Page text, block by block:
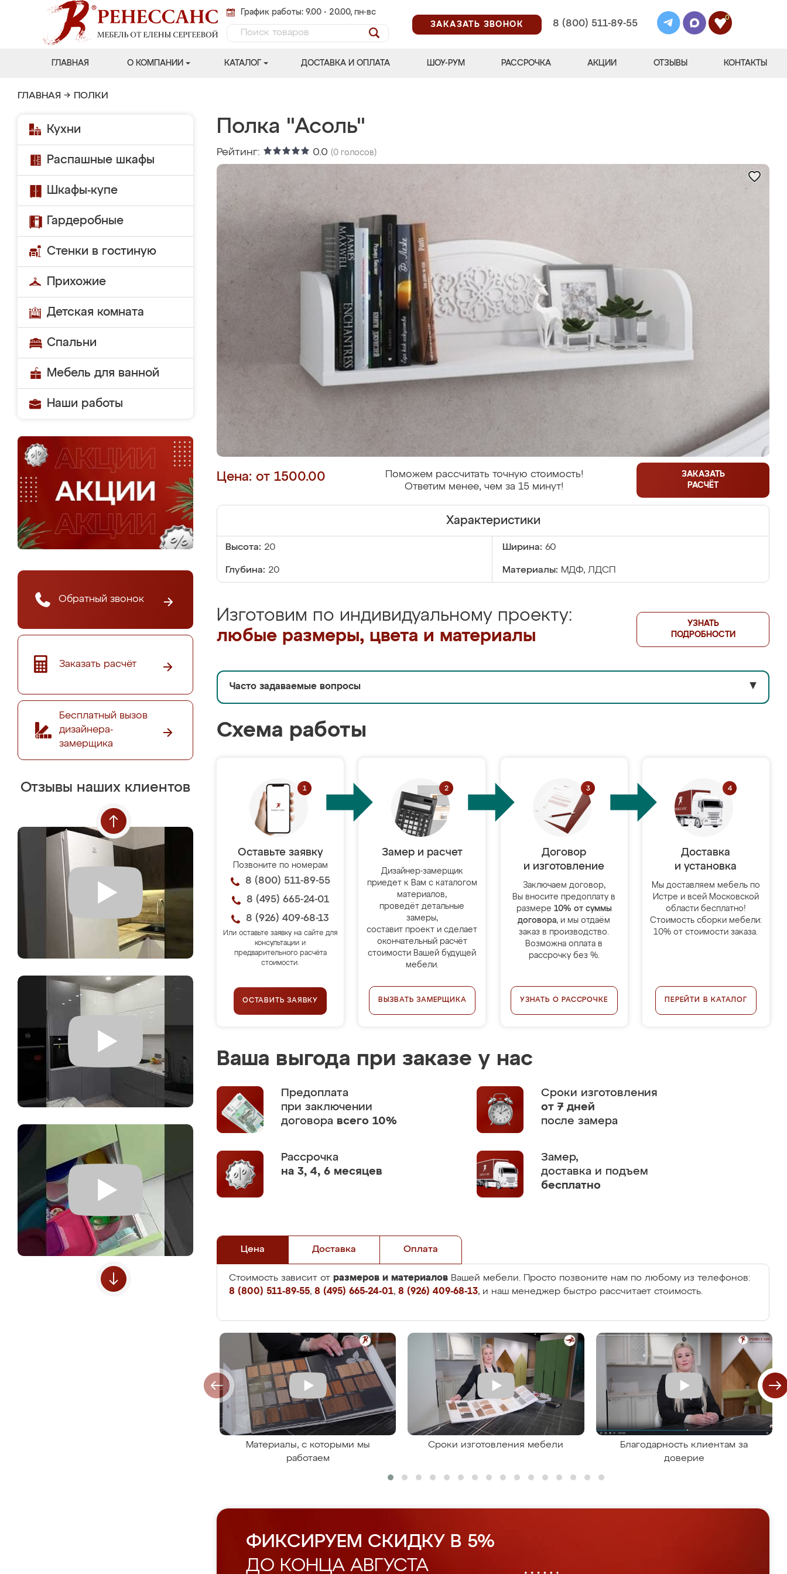
График работы: 9.00 - 20.00, пн-вс
ЗАКАЗАТЬ ЗВОНОК
8 (800) 511-89-55
0
ГЛАВНАЯ О КОМПАНИИ КАТАЛОГ ДОСТАВКА И ОПЛАТА ШОУ-РУМ РАССРОЧКА АКЦИИ ОТЗЫВЫ КОНТАКТЫ
ГЛАВНАЯ → ПОЛКИ
Кухни
Распашные шкафы
Шкафы-купе
Гардеробные
Стенки в гостиную
Прихожие
Детская комната
Спальни
Мебель для ванной
Наши работы
Обратный звонок
Заказать расчёт
Бесплатный вызов
дизайнера-
замерщика
Отзывы наших клиентов
Полка "Асоль"
Рейтинг: 0.0 (0 голосов)
Цена: от 1500.00
Поможем рассчитать точную стоимость!
Ответим менее, чем за 15 минут!
ЗАКАЗАТЬ
РАСЧЁТ
Характеристики
Высота: 20 Ширина: 60
Глубина: 20 Материалы: МДФ, ЛДСП
Изготовим по индивидуальному проекту:
любые размеры, цвета и материалы
УЗНАТЬ
ПОДРОБНОСТИ
Часто задаваемые вопросы ▼
Схема работы
Оставьте заявку
Позвоните по номерам
8 (800) 511-89-55
8 (495) 665-24-01
8 (926) 409-68-13
Или оставьте заявку на сайте для
консультации и
предварительного расчёта
стоимости.
ОСТАВИТЬ ЗАЯВКУ
Замер и расчет
Дизайнер-замерщик
приедет к Вам с каталогом
материалов,
проведёт детальные
замеры,
составит проект и сделает
окончательный расчёт
стоимости Вашей будущей
мебели.
ВЫЗВАТЬ ЗАМЕРЩИКА
Договор
и изготовление
Заключаем договор,
Вы вносите предоплату в
размере 10% от суммы
договора, и мы отдаём
заказ в производство.
Возможна оплата в
рассрочку без %.
УЗНАТЬ О РАССРОЧКЕ
Доставка
и установка
Мы доставляем мебель по
Истре и всей Московской
области бесплатно!
Стоимость сборки мебели:
10% от стоимости заказа.
ПЕРЕЙТИ В КАТАЛОГ
Ваша выгода при заказе у нас
Предоплата
при заключении
договора всего 10%
Сроки изготовления
от 7 дней
после замера
Рассрочка
на 3, 4, 6 месяцев
Замер,
доставка и подъем
бесплатно
Цена Доставка Оплата
Стоимость зависит от размеров и материалов Вашей мебели. Просто позвоните нам по любому из телефонов:
8 (800) 511-89-55, 8 (495) 665-24-01, 8 (926) 409-68-13, и наш менеджер быстро рассчитает стоимость.
Материалы, с которыми мы
работаем
Сроки изготовления мебели
Благодарность клиентам за
доверие
ФИКСИРУЕМ СКИДКУ В 5%
ДО КОНЦА АВГУСТА